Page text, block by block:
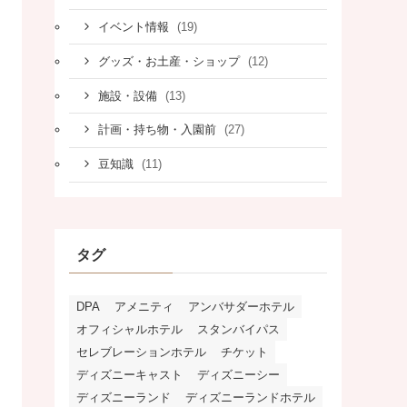
イベント情報 (19)
グッズ・お土産・ショップ (12)
施設・設備 (13)
計画・持ち物・入園前 (27)
豆知識 (11)
タグ
DPA アメニティ
アンバサダーホテル
オフィシャルホテル
スタンバイパス
セレブレーションホテル
チケット
ディズニーキャスト
ディズニーシー
ディズニーランド
ディズニーランドホテル